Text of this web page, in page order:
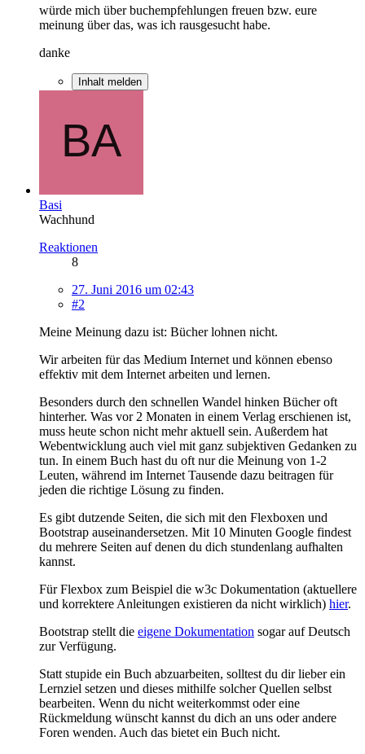
würde mich über buchempfehlungen freuen bzw. eure
meinung über das, was ich rausgesucht habe.
danke
Inhalt melden
Basi
Wachhund
Reaktionen
8
27. Juni 2016 um 02:43
#2
Meine Meinung dazu ist: Bücher lohnen nicht.
Wir arbeiten für das Medium Internet und können ebenso
effektiv mit dem Internet arbeiten und lernen.
Besonders durch den schnellen Wandel hinken Bücher oft
hinterher. Was vor 2 Monaten in einem Verlag erschienen ist,
muss heute schon nicht mehr aktuell sein. Außerdem hat
Webentwicklung auch viel mit ganz subjektiven Gedanken zu
tun. In einem Buch hast du oft nur die Meinung von 1-2
Leuten, während im Internet Tausende dazu beitragen für
jeden die richtige Lösung zu finden.
Es gibt dutzende Seiten, die sich mit den Flexboxen und
Bootstrap auseinandersetzen. Mit 10 Minuten Google findest
du mehrere Seiten auf denen du dich stundenlang aufhalten
kannst.
Für Flexbox zum Beispiel die w3c Dokumentation (aktuellere
und korrektere Anleitungen existieren da nicht wirklich) hier.
Bootstrap stellt die eigene Dokumentation sogar auf Deutsch
zur Verfügung.
Statt stupide ein Buch abzuarbeiten, solltest du dir lieber ein
Lernziel setzen und dieses mithilfe solcher Quellen selbst
bearbeiten. Wenn du nicht weiterkommst oder eine
Rückmeldung wünscht kannst du dich an uns oder andere
Foren wenden. Auch das bietet ein Buch nicht.